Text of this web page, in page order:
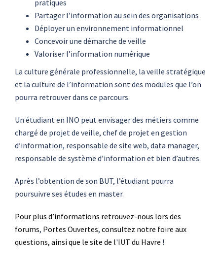
pratiques
Partager l’information au sein des organisations
Déployer un environnement informationnel
Concevoir une démarche de veille
Valoriser l’information numérique
La culture générale professionnelle, la veille stratégique
et la culture de l’information sont des modules que l’on
pourra retrouver dans ce parcours.
Un étudiant en INO peut envisager des métiers comme
chargé de projet de veille, chef de projet en gestion
d’information, responsable de site web, data manager,
responsable de système d’information et bien d’autres.
Après l’obtention de son BUT, l’étudiant pourra
poursuivre ses études en master.
Pour plus d’informations retrouvez-nous lors des
forums, Portes Ouvertes, consultez notre foire aux
questions, ainsi que le site de l'IUT du Havre !